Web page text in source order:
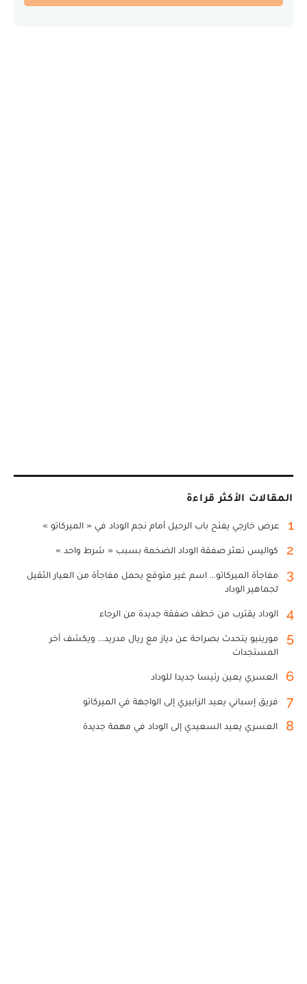
المقالات الأكثر قراءة
1 عرض خارجي يفتح باب الرحيل أمام نجم الوداد في « الميركاتو »
2 كواليس تعثر صفقة الوداد الضخمة بسبب « شرط واحد »
3
مفاجأة الميركاتو... اسم غير متوقع يحمل مفاجأة من العيار الثقيل
الوداد يقترب من خطف صفقة جديدة من الرجاء
5
مورينيو يتحدث بصراحة عن دياز مع ريال مدريد... ويكشف آخر
العسري يعين رئيسا جديدا للوداد
7 فريق إسباني يعيد الزابيري إلى الواجهة في الميركاتو
8 العسري يعيد السعيدي إلى الوداد في مهمة جديدة